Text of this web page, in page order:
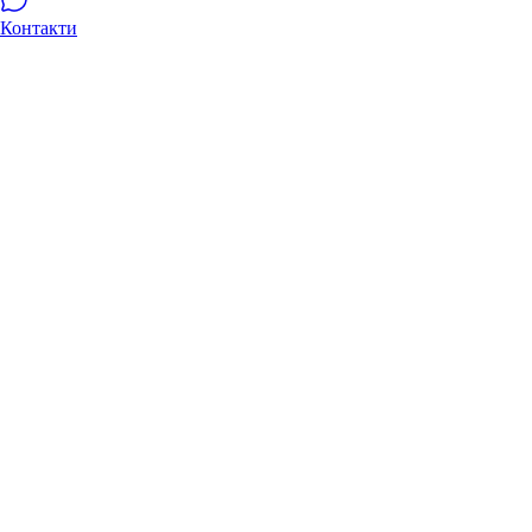
Контакти